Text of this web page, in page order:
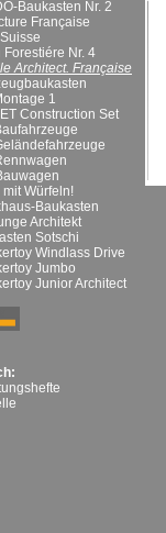
Baukasten Nr. 2
Française
Forestiére Nr. 4
Architect. Française
1
Construction Set
mit Würfeln!
Baukasten
Architekt
Sotschi
Windlass Drive
Jumbo
Junior Architect